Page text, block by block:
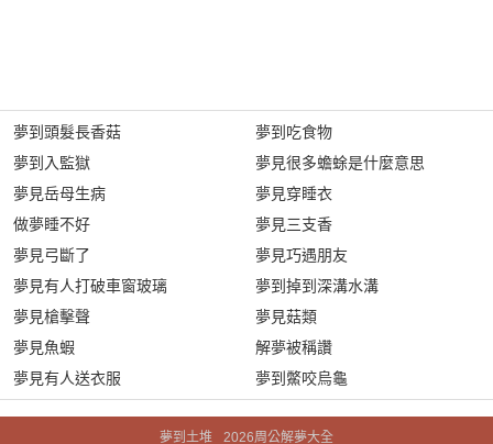
夢到頭髮長香菇
夢到入監獄
夢見岳母生病
做夢睡不好
夢見弓斷了
夢見有人打破車窗玻璃
夢見槍擊聲
夢見魚蝦
夢見有人送衣服
夢到吃食物
夢見很多蟾蜍是什麼意思
夢見穿睡衣
夢見三支香
夢見巧遇朋友
夢到掉到深溝水溝
夢見菇類
解夢被稱讚
夢到鱉咬烏龜
夢到土堆 _2026周公解夢大全